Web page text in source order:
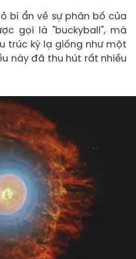
bí ẩn về sự phân bố của
gọi là "buckyball", mà
trúc kỳ lạ giống như một
này đã thu hút rất nhiều